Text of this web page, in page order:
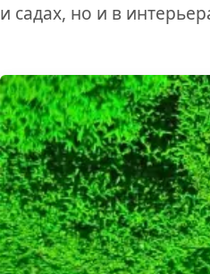
и садах, но и в